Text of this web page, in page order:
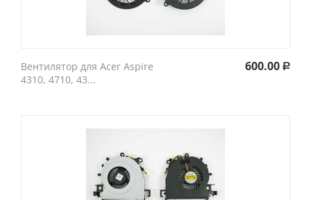
Вентилятор для Acer Aspire
4310, 4710, 43...
600.00 Р